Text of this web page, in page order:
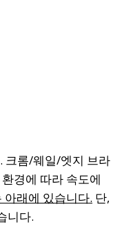
크롬/웨일/엣지 브라
경에 따라 속도에
아래에 있습니다. 단,
니다.